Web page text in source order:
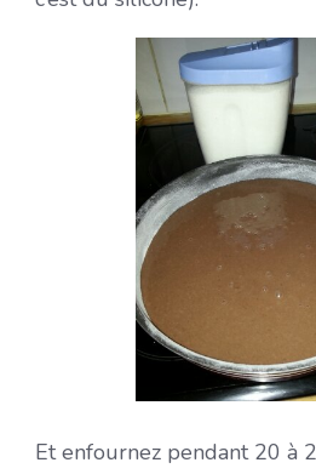
Et enfournez pendant 20 à